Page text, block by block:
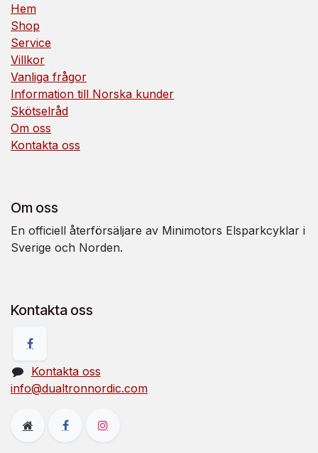
Hem
Shop
Service
Villkor
Vanliga frågor
Information till Norska kunder
Skötselråd
Om oss
Kontakta oss
Om oss
En officiell återförsäljare av Minimotors Elsparkcyklar i
Sverige och Norden.
Kontakta oss
Kontakta oss
info@dualtronnordic.com